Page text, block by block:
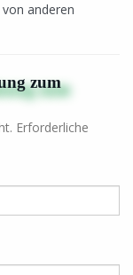
anderen
zum
Erforderliche